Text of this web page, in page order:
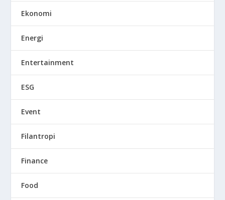
Ekonomi
Energi
Entertainment
ESG
Event
Filantropi
Finance
Food